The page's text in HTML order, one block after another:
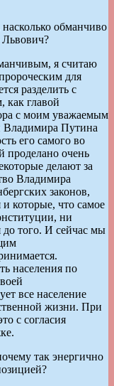
обманчиво
Львович?
я считаю
для
разделить с
главой
с моим уважаемым
Владимира Путина
его самого во
проделано очень
делают за
Владимира
законов,
которые, что самое
ни
до того. И сейчас мы
населения по
все население
жизни. При
с согласия
так энергично